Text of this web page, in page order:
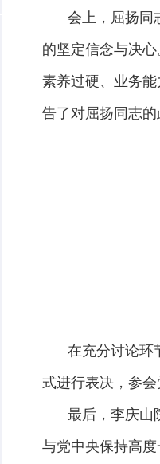
会上，屈扬同
的坚定信念与决
素养过硬、业务
告了对屈扬同志
在充分讨论环
式进行表决，参
最后，李庆山
与党中央保持高